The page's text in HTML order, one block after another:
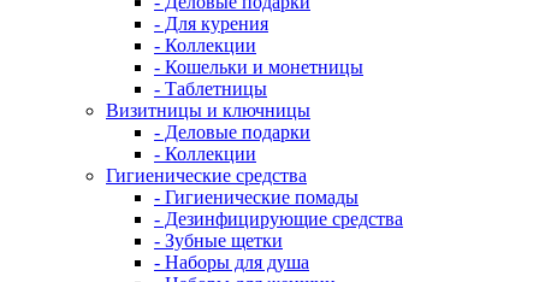
- Для курения
- Коллекции
- Кошельки и монетницы
- Таблетницы
Визитницы и ключницы
- Деловые подарки
- Коллекции
Гигиенические средства
- Гигиенические помады
- Дезинфицирующие средства
- Зубные щетки
- Наборы для душа